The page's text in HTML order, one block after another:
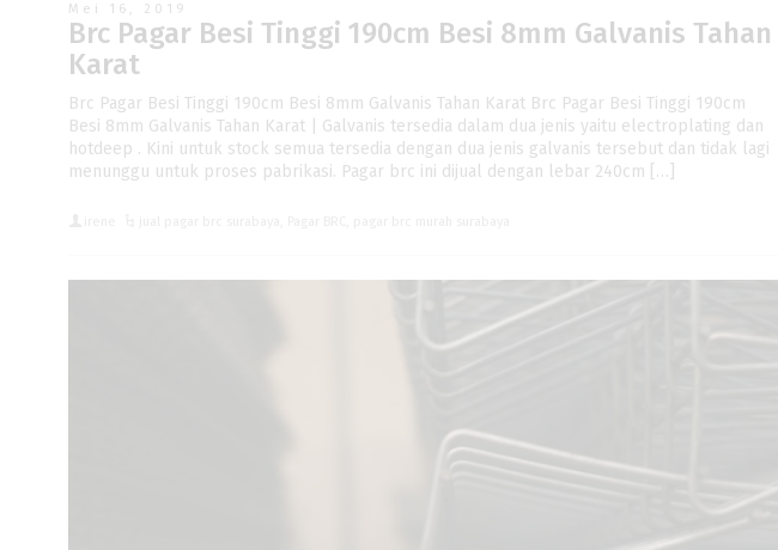
Mei 16, 2019
Brc Pagar Besi Tinggi 190cm Besi 8mm Galvanis Tahan
Karat
Brc Pagar Besi Tinggi 190cm Besi 8mm Galvanis Tahan Karat Brc Pagar Besi Tinggi 190cm
Besi 8mm Galvanis Tahan Karat | Galvanis tersedia dalam dua jenis yaitu electroplating dan
hotdeep . Kini untuk stock semua tersedia dengan dua jenis galvanis tersebut dan tidak lagi
menunggu untuk proses pabrikasi. Pagar brc ini dijual dengan lebar 240cm […]